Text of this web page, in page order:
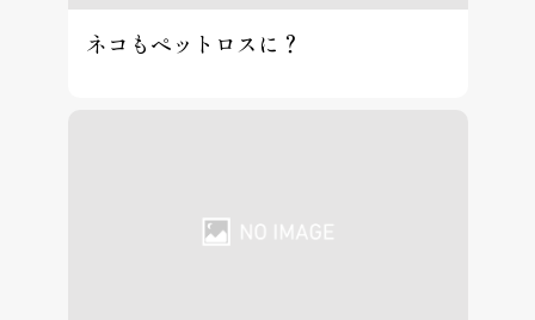
ネコもペットロスに？